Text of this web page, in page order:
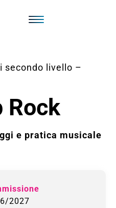
secondo livello –
Rock
e pratica musicale
2027